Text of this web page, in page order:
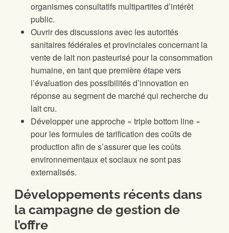
organismes consultatifs multipartites d’intérêt
public.
Ouvrir des discussions avec les autorités
sanitaires fédérales et provinciales concernant la
vente de lait non pasteurisé pour la consommation
humaine, en tant que première étape vers
l’évaluation des possibilités d’innovation en
réponse au segment de marché qui recherche du
lait cru.
Développer une approche « triple bottom line »
pour les formules de tarification des coûts de
production afin de s’assurer que les coûts
environnementaux et sociaux ne sont pas
externalisés.
Développements récents dans
la campagne de gestion de
l’offre